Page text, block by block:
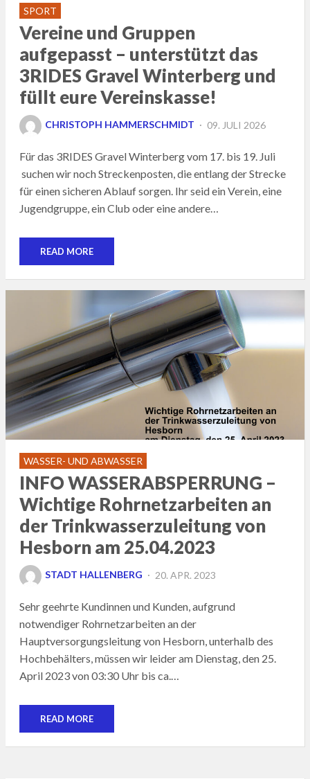
SPORT
Vereine und Gruppen
aufgepasst – unterstützt das
3RIDES Gravel Winterberg und
füllt eure Vereinskasse!
CHRISTOPH HAMMERSCHMIDT
POSTED
09. JULI 2026
Für das 3RIDES Gravel Winterberg vom 17. bis 19. Juli
suchen wir noch Streckenposten, die entlang der Strecke
für einen sicheren Ablauf sorgen. Ihr seid ein Verein, eine
Jugendgruppe, ein Club oder eine andere…
READ MORE
WASSER- UND ABWASSER
INFO WASSERABSPERRUNG –
Wichtige Rohrnetzarbeiten an
der Trinkwasserzuleitung von
Hesborn am 25.04.2023
STADT HALLENBERG
POSTED
20. APR. 2023
Sehr geehrte Kundinnen und Kunden, aufgrund
notwendiger Rohrnetzarbeiten an der
Hauptversorgungsleitung von Hesborn, unterhalb des
Hochbehälters, müssen wir leider am Dienstag, den 25.
April 2023 von 03:30 Uhr bis ca.…
READ MORE